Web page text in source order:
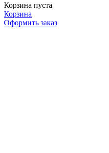
Корзина пуста
Корзина
Оформить заказ